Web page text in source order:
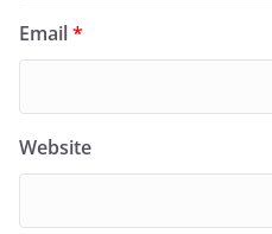
Email*
Website